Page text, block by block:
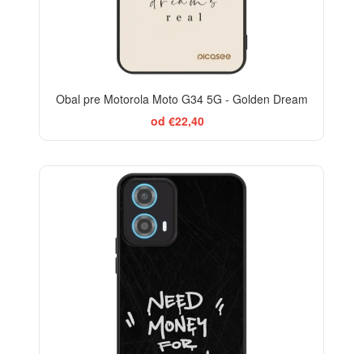
Obal pre Motorola Moto G34 5G - Golden Dream
od €22,40